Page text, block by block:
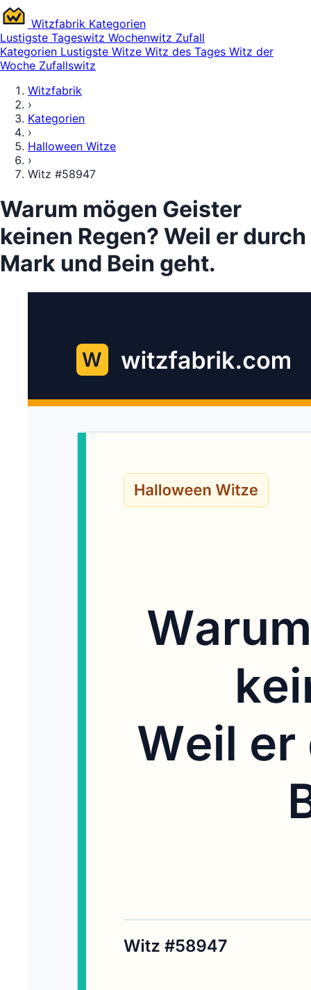
Witzfabrik Kategorien
Lustigste Tageswitz Wochenwitz Zufall
Kategorien Lustigste Witze Witz des Tages Witz der
Woche Zufallswitz
Witzfabrik
›
Kategorien
›
Halloween Witze
›
Witz #58947
Warum mögen Geister
keinen Regen? Weil er durch
Mark und Bein geht.